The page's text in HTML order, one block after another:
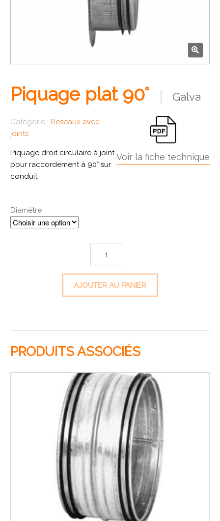
🔍
Piquage plat 90° Galva
Voir la fiche technique
Catégorie : Réseaux avec
joints
Piquage droit circulaire à joint
pour raccordement à 90° sur
conduit
Diamètre
AJOUTER AU PANIER
PRODUITS ASSOCIÉS